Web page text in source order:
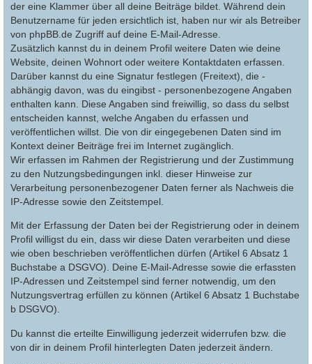
der eine Klammer über all deine Beiträge bildet. Während dein
Benutzername für jeden ersichtlich ist, haben nur wir als Betreiber
von phpBB.de Zugriff auf deine E-Mail-Adresse.
Zusätzlich kannst du in deinem Profil weitere Daten wie deine
Website, deinen Wohnort oder weitere Kontaktdaten erfassen.
Darüber kannst du eine Signatur festlegen (Freitext), die -
abhängig davon, was du eingibst - personenbezogene Angaben
enthalten kann. Diese Angaben sind freiwillig, so dass du selbst
entscheiden kannst, welche Angaben du erfassen und
veröffentlichen willst. Die von dir eingegebenen Daten sind im
Kontext deiner Beiträge frei im Internet zugänglich.
Wir erfassen im Rahmen der Registrierung und der Zustimmung
zu den Nutzungsbedingungen inkl. dieser Hinweise zur
Verarbeitung personenbezogener Daten ferner als Nachweis die
IP-Adresse sowie den Zeitstempel.
Mit der Erfassung der Daten bei der Registrierung oder in deinem
Profil willigst du ein, dass wir diese Daten verarbeiten und diese
wie oben beschrieben veröffentlichen dürfen (Artikel 6 Absatz 1
Buchstabe a DSGVO). Deine E-Mail-Adresse sowie die erfassten
IP-Adressen und Zeitstempel sind ferner notwendig, um den
Nutzungsvertrag erfüllen zu können (Artikel 6 Absatz 1 Buchstabe
b DSGVO).
Du kannst die erteilte Einwilligung jederzeit widerrufen bzw. die
von dir in deinem Profil hinterlegten Daten jederzeit ändern.